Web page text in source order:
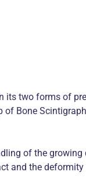
two forms of
Bone
of the
and the